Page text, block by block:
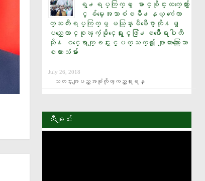
ရွ႕ရပ္ကြက္မွ ေမာင္စုိင္းထက္ေက်ာ္ႏွ
င့္ ခ်မ္းေအးသာစံၿမိဳ႕နယ္ ကံေကာ
က္ႀကီးရပ္ကြက္မွ မယြန္းမီမီေဇာ္တုိ႔မွ ျ
ပည္ေထာင္စုၾကံ့ခုိင္ေရးႏွင့္ဖြံ႕ၿဖိဳးေရးပါတီ
သုိ႔ ဝင္ေရာက္ျခင္းႏွင့္ပတ္သက္၍ ​ေျပာျကားသြား​ေသာ
စကားသံမ်ား
July 26, 2018
သတင္းအျပည့္အစံုကိုၾကည့္ရႈရန္
သီချင်း